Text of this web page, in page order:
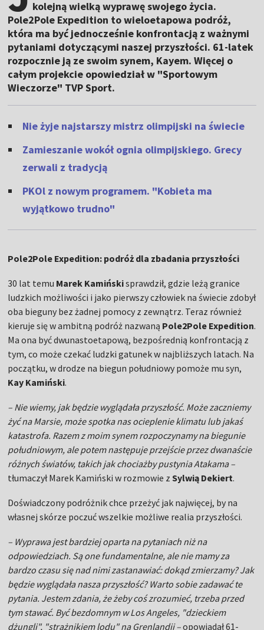
kolejną wielką wyprawę swojego życia.
Pole2Pole Expedition to wieloetapowa podróż,
która ma być jednocześnie konfrontacją z ważnymi
pytaniami dotyczącymi naszej przyszłości. 61-latek
rozpocznie ją ze swoim synem, Kayem. Więcej o
całym projekcie opowiedział w "Sportowym
Wieczorze" TVP Sport.
Nie żyje najstarszy mistrz olimpijski na świecie
Zamieszanie wokół ognia olimpijskiego. Grecy
zerwali z tradycją
PKOl z nowym programem. "Kobieta ma
wyjątkowo trudno"
Pole2Pole Expedition: podróż dla zbadania przyszłości
30 lat temu Marek Kamińskisprawdził, gdzie leżą granice
ludzkich możliwości i jako pierwszy człowiek na świecie zdobył
oba bieguny bez żadnej pomocy z zewnątrz. Teraz również
kieruje się w ambitną podróż nazwaną Pole2Pole Expedition.
Ma ona być dwunastoetapową, bezpośrednią konfrontacją z
tym, co może czekać ludzki gatunek w najbliższych latach. Na
początku, w drodze na biegun południowy pomoże mu syn,
Kay Kamiński.
– Nie wiemy, jak będzie wyglądała przyszłość. Może zaczniemy
żyć na Marsie, może spotka nas ocieplenie klimatu lub jakaś
katastrofa. Razem z moim synem rozpoczynamy na biegunie
południowym, ale potem następuje przejście przez dwanaście
różnych światów, takich jak chociażby pustynia Atakama –
tłumaczył Marek Kamiński w rozmowie zSylwią Dekiert.
Doświadczony podróżnik chce przeżyć jak najwięcej, by na
własnej skórze poczuć wszelkie możliwe realia przyszłości.
– Wyprawa jest bardziej oparta na pytaniach niż na
odpowiedziach. Są one fundamentalne, ale nie mamy za
bardzo czasu się nad nimi zastanawiać: dokąd zmierzamy? Jak
będzie wyglądała nasza przyszłość? Warto sobie zadawać te
pytania. Jestem zdania, że żeby coś zrozumieć, trzeba przed
tym stawać. Być bezdomnym w Los Angeles, "dzieckiem
dżungli", "strażnikiem lodu" na Grenlandii –opowiadał 61-